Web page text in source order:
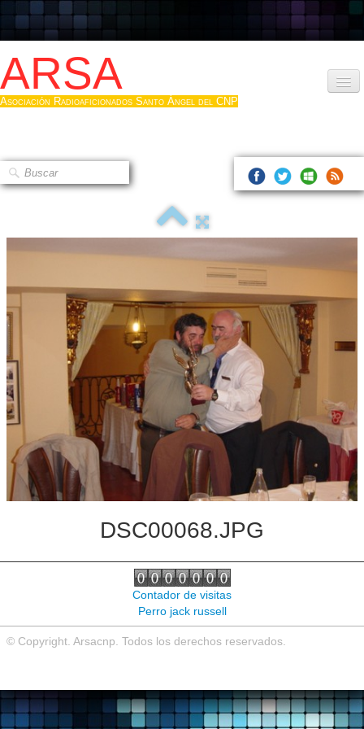
ARSA
Asociación Radioaficionados Santo Ángel del CNP
Que es la ARSA
Hacerse socio
Fotos
Sistemas Digitales
Noticias de interés
Contacto
DSC00068.JPG
Contador de visitas
Perro jack russell
© Copyright. Arsacnp. Todos los derechos reservados.